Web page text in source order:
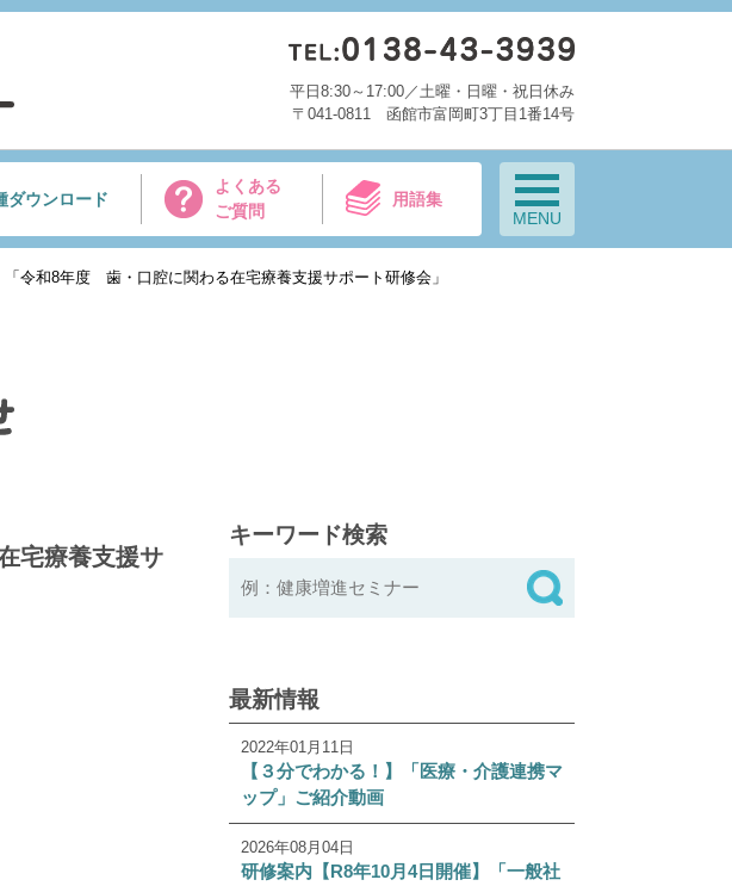
平日8:30～17:00／土曜・日曜・祝日休み
〒041-0811 函館市富岡町3丁目1番14号
ダウンロード
よくある
ご質問
用語集
MENU
令和8年度 歯・口腔に関わる在宅療養支援サポート研修会」
宅療養支援サ
キーワード検索
最新情報
2022年01月11日
【３分でわかる！】「医療・介護連携マ
ップ」ご紹介動画
2026年08月04日
研修案内【R8年10月4日開催】「一般社